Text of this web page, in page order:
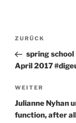
Vorheriger
Beitrag
ZURÜCK
spring
April 2017
Nächster
Beitrag
WEITER
Julianne Nyhan
function, after